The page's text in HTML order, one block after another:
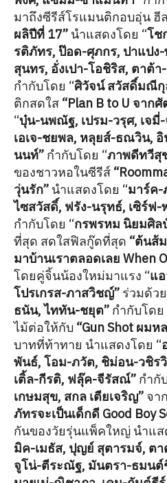
มาถึงซีรีส์โรแมนติกอบอุ่น ฮี
ผลิปีที่ 17” นำแสดงโดย “โช
รติภัทร, ป๊อด-ศุภกร, ปาแปง
สุนทร, อั่งเปา-โอชิริส, ตาต้า
กำกับโดย “ศิวัจน์ สวัสดิ์มณีกุ
ติกสดใส “Plan B to U จาก
“บุ๋น-นพณัฐ, เปรม-วรุศ, เจ
เอเจ-ชยพล, หลุยส์-ธณวิน,
นนท์” กำกับโดย “ภาพดีทวีสุ
ของชาวหอในซีรีส์
วุ่นรัก” นำแสดงโดย “มาร์ค-
ไซสวัสดิ์, ฟรัง-นรุทธ์, เซิร์ฟ-
กำกับโดย “กรพรหม นิยมศิล
ที่สุด สดใสฟิลกู๊ดที่สุด “ต้นส้
มาบ้านเราตลอดเลย When
โดยคู่จิ้นน้องใหม่มาแรง “แ
โปรเกรส-ภาสวิชญ์” ร่วมด้วย
ธนัน, ไททัน-ชยุต” กำกับโดย
ไม้ต่อให้กับ “Gun Shot ผมห
บาทที่ท้าทาย นำแสดงโดย “
พันธ์, โอม-ภวัต, ชิม่อน-วชิ
เติ้ล-กีรติ, ฟลุ๊ค-จีรัสณ์” กำกั
เกษมสุข, สกล เตียเจริญ” จา
ภัทรจะเป็นเด็กดี Good Boy
กันของวัยรุ่นแพ็คใหญ่ นำแส
มิค-เมธัส, ปุญย์ สุตารมจ์, ต
จูโน่-ตีระณัฐ, มันตรา-ธมนต์